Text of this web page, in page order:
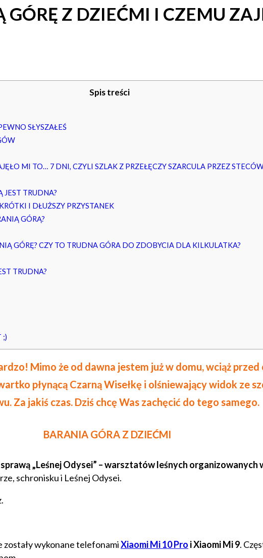
Z DZIEĆMI I CZEMU
Spis treści
SŁYSZAŁEŚ
MI TO… 7 DNI, CZYLI SZLAK Z PRZEŁĘCZY SZARCULA PRZEZ
JEST TRUDNA?
I DŁUŻSZY PRZYSTANEK
GÓRĄ?
GÓRĘ? CZY TO TRUDNA GÓRA DO ZDOBYCIA DLA KILKULATKA?
TRUDNA?
;)
Mimo że od dawna jestem już w domu, wciąż
płynącą Czarną Wisełkę i olśniewający widok ze
Za jakiś czas. Dziś chcę Was zachęcić do tego samego.
BARANIA GÓRA Z DZIEĆMI
„Leśnej Odysei” – warsztatów leśnych organizowanych
schronisku i Leśnej Odysei.
zostały wykonane telefonamiXiaomi Mi 10 Pro i Xiaomi Mi 9.